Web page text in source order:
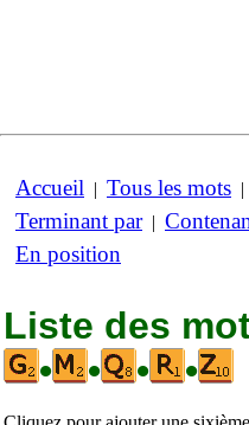
Accueil | Tous les mots |
Terminant par|
En position
Liste des
•
• • •